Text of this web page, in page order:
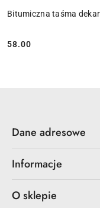
Bitumiczna taśma
Cena:
58.00
Dane adresowe
Informacje
O sklepie